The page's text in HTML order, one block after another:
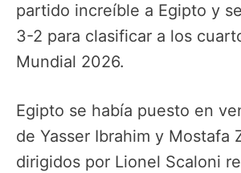
partido increíble a Egipto y
3-2 para clasificar a los
Mundial 2026.
Egipto se había puesto en
de Yasser Ibrahim y Mostafa
dirigidos por Lionel Scaloni